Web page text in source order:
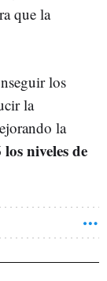
que la
los
la
la
niveles de